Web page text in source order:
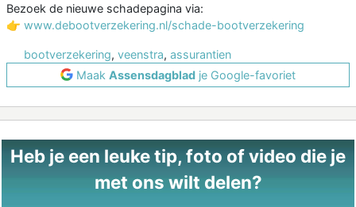
Bezoek de nieuwe schadepagina via:
👉 www.debootverzekering.nl/schade-bootverzekering
bootverzekering, veenstra, assurantien
Maak Assensdagblad je Google-favoriet
Heb je een leuke tip, foto of video die je
met ons wilt delen?